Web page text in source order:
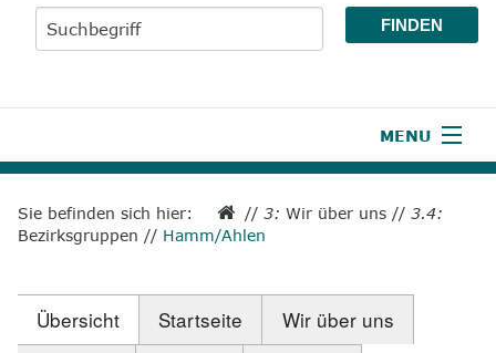
MENU
2
Aktuelles
3
Wir über uns
4
Unsere Leistungen
Sie befinden sich hier: //3:Wir über uns //3.4:
Bezirksgruppen // Hamm/Ahlen
Übersicht Startseite
Wir über uns